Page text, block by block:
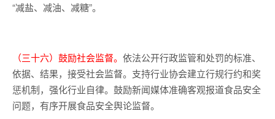
“减盐、减油、减糖”。
（三十六）鼓励社会监督。 依法公开行政监管和处罚的标准、
依据、结果，接受社会监督。支持行业协会建立行规行约和奖
惩机制，强化行业自律。鼓励新闻媒体准确客观报道食品安全
问题，有序开展食品安全舆论监督。